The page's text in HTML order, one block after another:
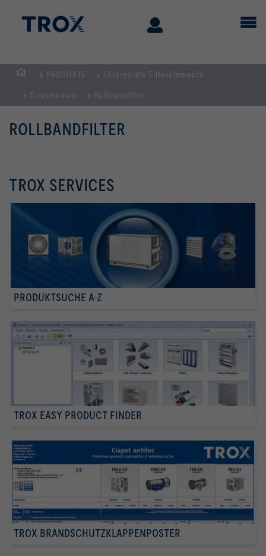
PRODUKTE Filtergeräte Filterelemente
Filtermedien Rollbandfilter
ROLLBANDFILTER
TROX SERVICES
PRODUKTSUCHE A-Z
TROX EASY PRODUCT FINDER
TROX BRANDSCHUTZKLAPPENPOSTER